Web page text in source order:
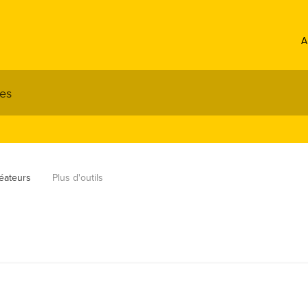
Plus d'outils